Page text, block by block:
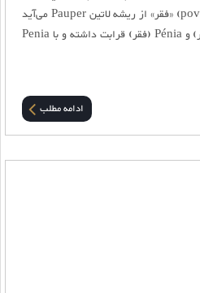
آن مقابله کرد؟ لغت (Pauvre)(poverty) «فقر» از ریشه لاتین Pauper می‌آید
که با Paucus و یونانی Pénes (فقیر) و Pénia (فقر) قرابت داشته و با Penia
ادامه مطلب